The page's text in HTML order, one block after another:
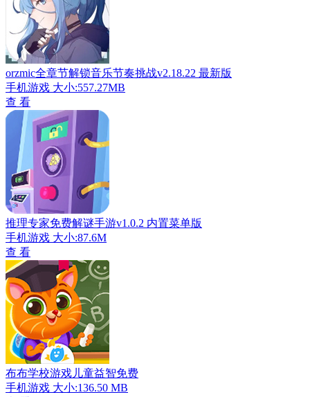
orzmic全章节解锁音乐节奏挑战v2.18.22 最新版
手机游戏 大小:557.27MB
查 看
推理专家免费解谜手游v1.0.2 内置菜单版
手机游戏 大小:87.6M
查 看
布布学校游戏儿童益智免费
手机游戏 大小:136.50 MB